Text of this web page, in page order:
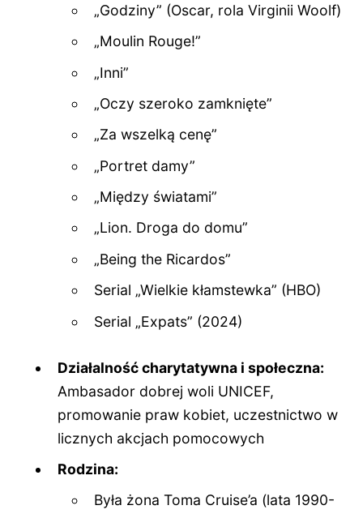
„Godziny” (Oscar, rola Virginii Woolf)
„Moulin Rouge!”
„Inni”
„Oczy szeroko zamknięte”
„Za wszelką cenę”
„Portret damy”
„Między światami”
„Lion. Droga do domu”
„Being the Ricardos”
Serial „Wielkie kłamstewka” (HBO)
Serial „Expats” (2024)
Działalność charytatywna i społeczna:
Ambasador dobrej woli UNICEF,
promowanie praw kobiet, uczestnictwo w
licznych akcjach pomocowych
Rodzina:
Była żona Toma Cruise’a (lata 1990-